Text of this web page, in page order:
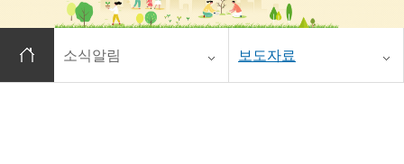
홈으로 이동
소식알림 보도자료